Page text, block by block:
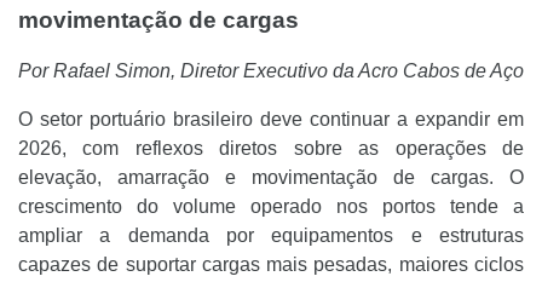
movimentação de cargas
Por Rafael Simon, Diretor Executivo da Acro Cabos de Aço
O setor portuário brasileiro deve continuar a expandir em
2026, com reflexos diretos sobre as operações de
elevação, amarração e movimentação de cargas. O
crescimento do volume operado nos portos tende a
ampliar a demanda por equipamentos e estruturas
capazes de suportar cargas mais pesadas, maiores ciclos